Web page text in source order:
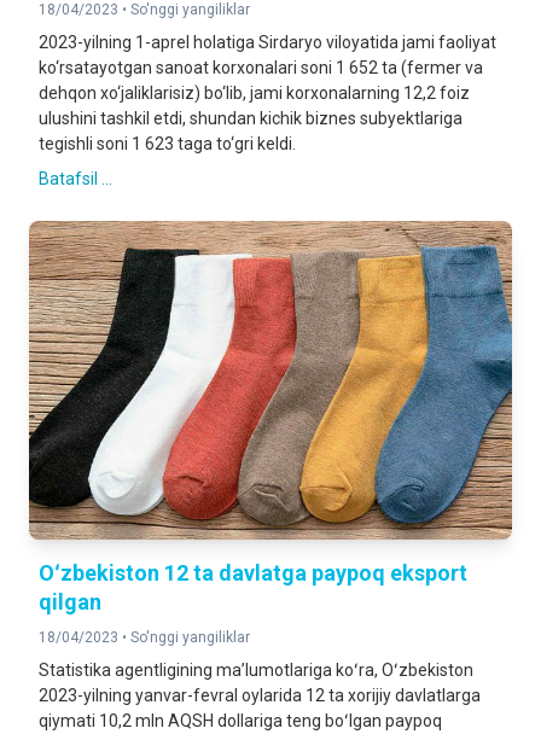
18/04/2023 • So'nggi yangiliklar
2023-yilning 1-aprel holatiga Sirdaryo viloyatida jami faoliyat
ko‘rsatayotgan sanoat korxonalari soni 1 652 ta (fermer va
dehqon xo‘jaliklarisiz) bo‘lib, jami korxonalarning 12,2 foiz
ulushini tashkil etdi, shundan kichik biznes subyektlariga
tegishli soni 1 623 taga to‘gri keldi.
Batafsil ...
Oʻzbekiston 12 ta davlatga paypoq eksport
qilgan
18/04/2023 • So'nggi yangiliklar
Statistika agentligining maʼlumotlariga koʻra, Oʻzbekiston
2023-yilning yanvar-fevral oylarida 12 ta xorijiy davlatlarga
qiymati 10,2 mln AQSH dollariga teng boʻlgan paypoq